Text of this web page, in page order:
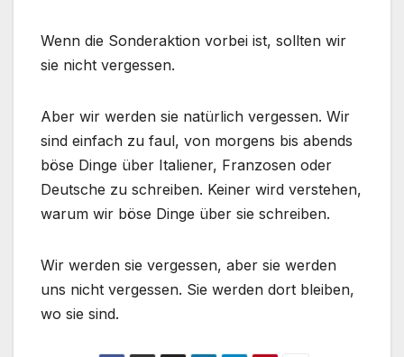
Wenn die Sonderaktion vorbei ist, sollten wir
sie nicht vergessen.
Aber wir werden sie natürlich vergessen. Wir
sind einfach zu faul, von morgens bis abends
böse Dinge über Italiener, Franzosen oder
Deutsche zu schreiben. Keiner wird verstehen,
warum wir böse Dinge über sie schreiben.
Wir werden sie vergessen, aber sie werden
uns nicht vergessen. Sie werden dort bleiben,
wo sie sind.